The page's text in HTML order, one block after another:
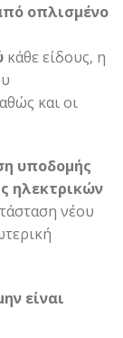
οπλισμένο
κάθε είδους, η
και οι
υποδομής
ηλεκτρικών
νέου
είναι